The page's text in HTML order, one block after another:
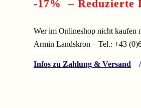
-17% – Reduzierte
Wer im Onlineshop nicht kaufen
Armin Landskron – Tel.: +43
Infos zu Zahlung & Versand